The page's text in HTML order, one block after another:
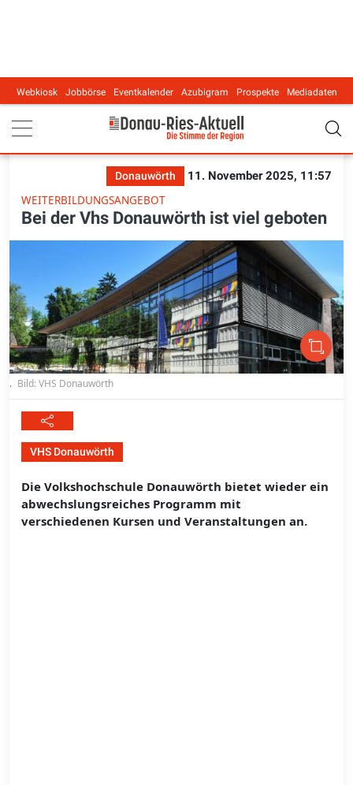
Main navigation
Webkiosk Jobbörse Eventkalender Azubigram Prospekte Mediadaten
Donauwörth
11. November 2025, 11:57
WEITERBILDUNGSANGEBOT
Bei der Vhs Donauwörth ist viel geboten
. Bild: VHS Donauwörth
VHS Donauwörth
Die Volkshochschule Donauwörth bietet wieder ein
abwechslungsreiches Programm mit
verschiedenen Kursen und Veranstaltungen an.